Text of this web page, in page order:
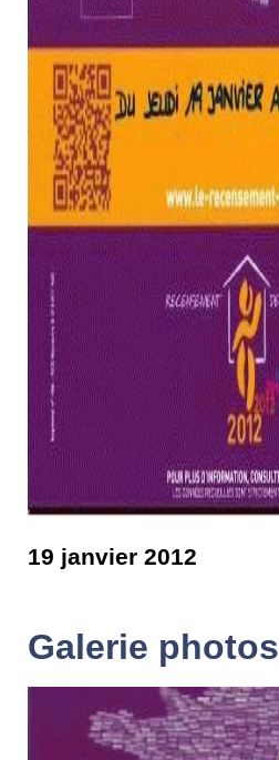
19 janvier 2012
Galerie photos